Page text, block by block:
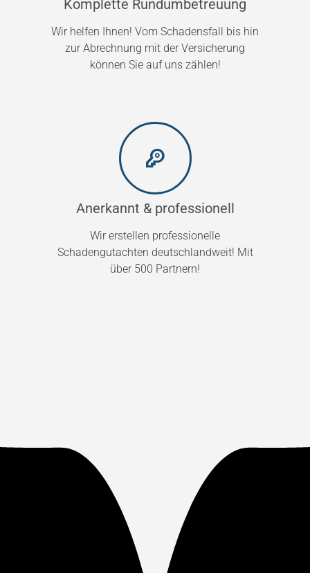
Komplette Rundumbetreuung
Wir helfen Ihnen! Vom Schadensfall bis hin
zur Abrechnung mit der Versicherung
können Sie auf uns zählen!
Anerkannt & professionell
Wir erstellen professionelle
Schadengutachten deutschlandweit! Mit
über 500 Partnern!